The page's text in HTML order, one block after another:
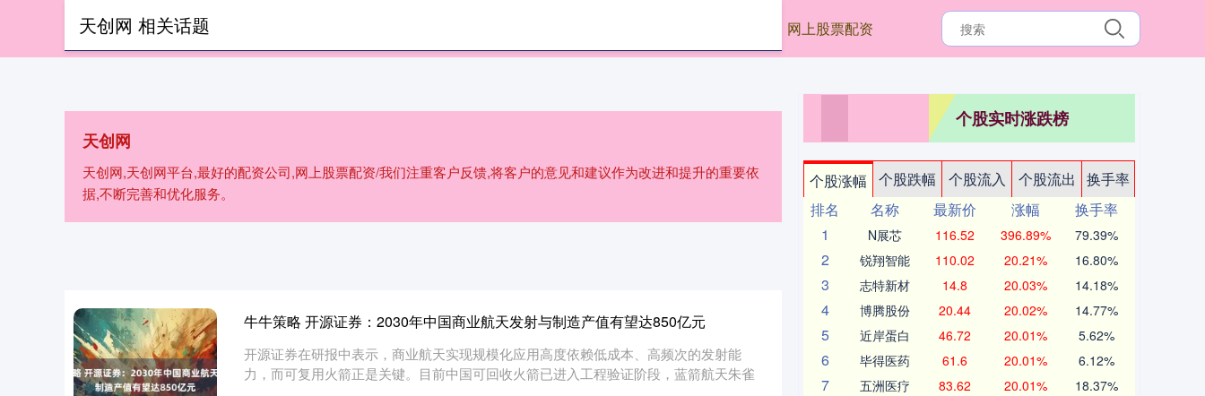
网上股票配资
天创网
天创网,天创网平台,最好的配资公司,网上股票配资/我们注重客户反馈,将客户的意见和建议作为改进和提升的重要依
据,不断完善和优化服务。
天创网 相关话题
牛牛策略 开源证券：2030年中国商业航天发射与制造产值有望达850亿元
开源证券在研报中表示，商业航天实现规模化应用高度依赖低成本、高频次的发射能
力，而可复用火箭正是关键。目前中国可回收火箭已进入工程验证阶段，蓝箭航天朱雀
个股实时涨跌榜
个股涨幅 个股跌幅 个股流入 个股流出
换手率
排名
名称 最新价 涨幅
换手率
1
N展芯 116.52 396.89% 79.39%
2 锐翔智能 110.02 20.21% 16.80%
3 志特新材 14.8 20.03% 14.18%
4 博腾股份 20.44 20.02% 14.77%
5 近岸蛋白 46.72 20.01% 5.62%
6 毕得医药 61.6 20.01% 6.12%
7 五洲医疗 83.62 20.01% 18.37%